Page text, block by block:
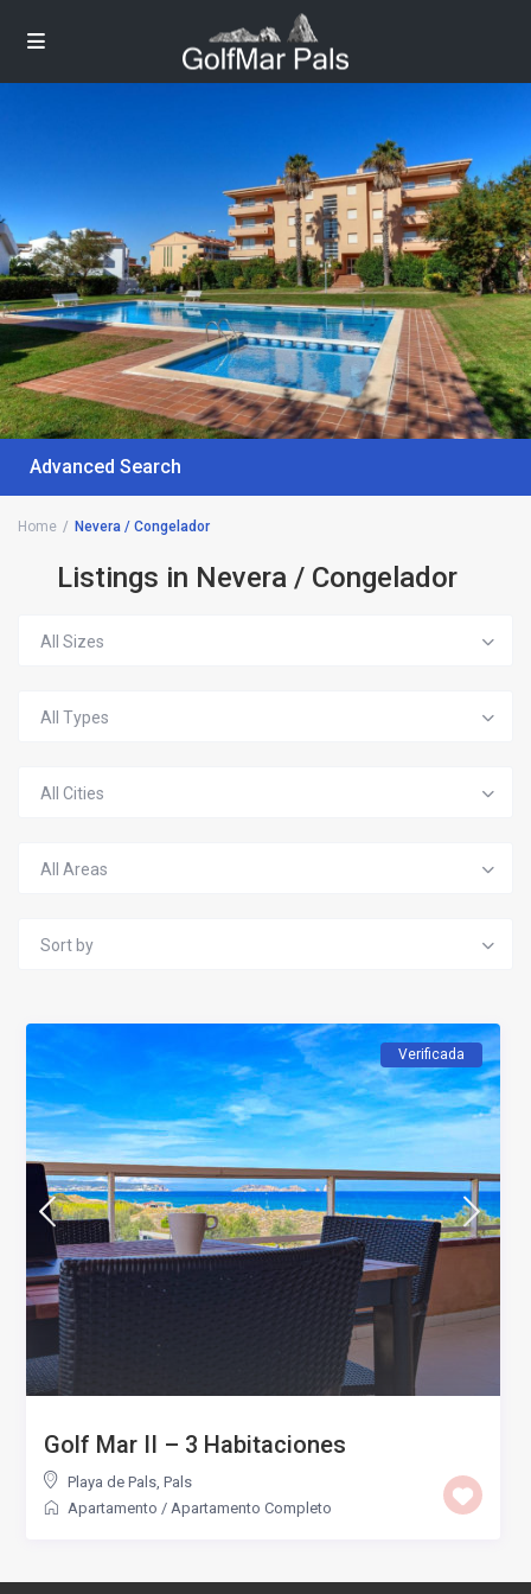
Advanced Search
Home Nevera / Congelador
Listings in Nevera / Congelador
All Sizes
All Types
All Cities
All Areas
Sort by
Verificada
Golf Mar II – 3 Habitaciones
Playa de Pals, Pals
Apartamento / Apartamento Completo